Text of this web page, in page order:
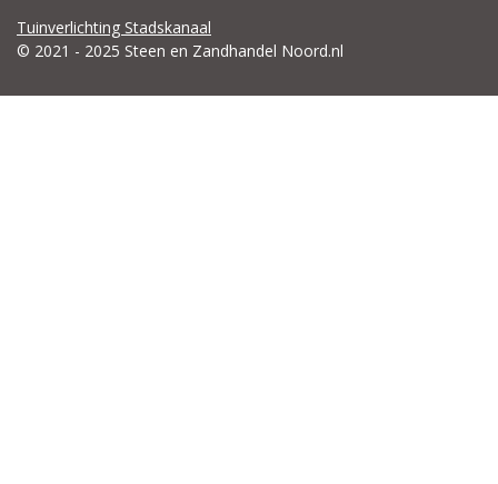
Tuinverlichting Stadskanaal
© 2021 - 2025 Steen en Zandhandel Noord.nl